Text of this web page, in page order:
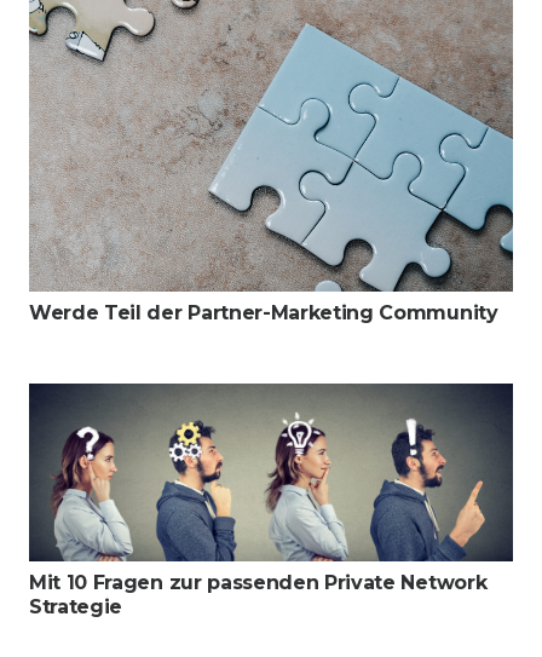
Werde Teil der Partner-Marketing Community
Mit 10 Fragen zur passenden Private Network
Strategie